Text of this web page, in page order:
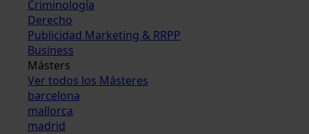
Criminología
Derecho
Publicidad Marketing & RRPP
Business
Másters
Ver todos los Másteres
barcelona
mallorca
madrid